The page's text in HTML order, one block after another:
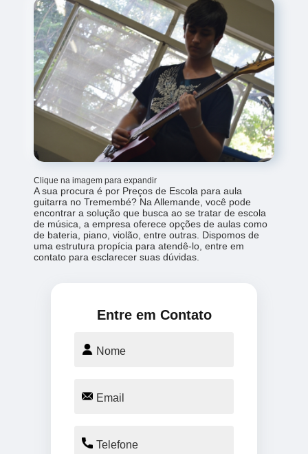
Clique na imagem para expandir
A sua procura é por Preços de Escola para aula
guitarra no Tremembé? Na Allemande, você pode
encontrar a solução que busca ao se tratar de escola
de música, a empresa oferece opções de aulas como
de bateria, piano, violão, entre outras. Dispomos de
uma estrutura propícia para atendê-lo, entre em
contato para esclarecer suas dúvidas.
Entre em Contato